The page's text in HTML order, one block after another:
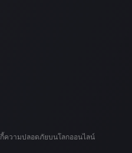
ความปลอดภัยบนโลกออนไลน์